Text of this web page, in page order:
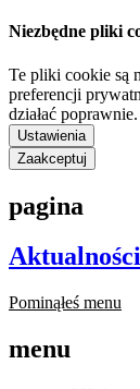
Niezbędne pliki
Te pliki cookie są
preferencji
działać
Ustawienia
Zaakceptuj
pagina
Aktualności
Pominąłeś menu
menu